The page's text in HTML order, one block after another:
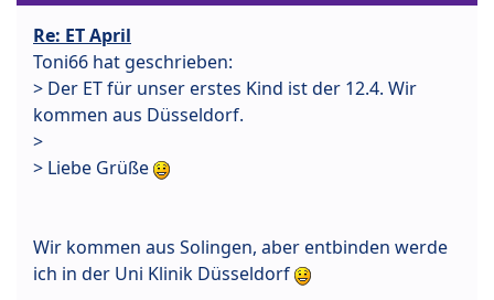
Re: ET April
Toni66 hat geschrieben:
> Der ET für unser erstes Kind ist der 12.4. Wir
kommen aus Düsseldorf.
>
> Liebe Grüße
Wir kommen aus Solingen, aber entbinden werde
ich in der Uni Klinik Düsseldorf